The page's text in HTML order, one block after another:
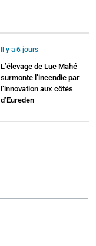
Il y a 6 jours
L’élevage de Luc Mahé
surmonte l’incendie par
l’innovation aux côtés
d’Eureden